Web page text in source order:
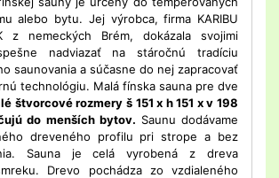
alebo bytu. Jej výrobca, firma KARIBU
z nemeckých Brém, dokázala svojimi
nadviazať na stáročnú tradíciu
saunovania a súčasne do nej zapracovať
technológiu. Malá fínska sauna pre dve
štvorcové rozmery š 151 x h 151 x v 198
do menších bytov. Saunu dodávame
dreveného profilu pri strope a bez
Sauna je celá vyrobená z dreva
Drevo pochádza zo vzdialeného